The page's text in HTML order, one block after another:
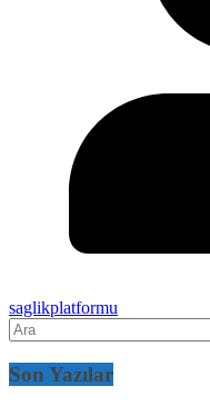
saglikplatformu
Son Yazılar